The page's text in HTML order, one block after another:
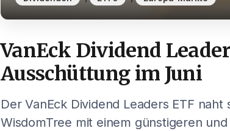
VanEck Dividend
Ausschüttung im Juni
Der VanEck Dividend Leaders ETF
WisdomTree mit einem günstigeren